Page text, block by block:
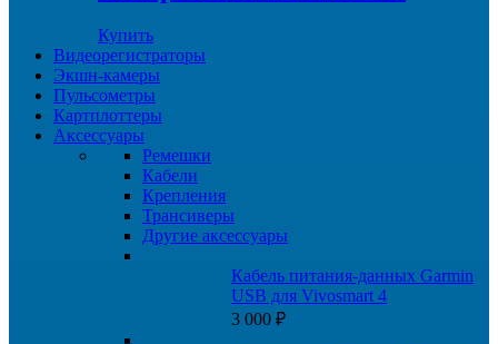
Купить
Видеорегистраторы
Экшн-камеры
Пульсометры
Картплоттеры
Аксессуары
Ремешки
Кабели
Крепления
Трансиверы
Другие аксессуары
Кабель питания-данных Garmin
USB для Vivosmart 4
3 000 ₽